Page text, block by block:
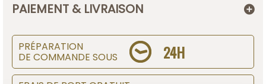
PAIEMENT & LIVRAISON
PRÉPARATION
DE COMMANDE SOUS 24H